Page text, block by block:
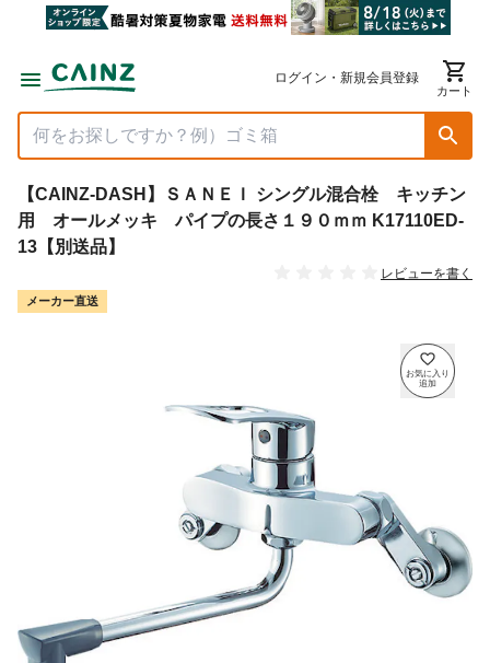
ログイン・新規会員登録
カート
【CAINZ-DASH】ＳＡＮＥＩ シングル混合栓 キッチン
用 オールメッキ パイプの長さ１９０ｍｍ K17110ED-
13【別送品】
レビューを書く
メーカー直送